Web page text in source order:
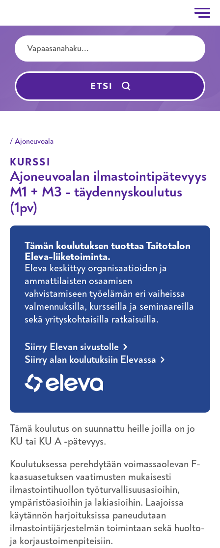
Hyppää pääsisältöön
Ajoneuvoala
Hakutermit
ETSI
Ajoneuvoalan ilmastointipätevyys
M1 + M3 - täydennyskoulutus
(1pv)
KURSSI
Tämän koulutuksen tuottaa Taitotalon
Eleva-liiketoiminta.
Eleva keskittyy organisaatioiden ja
ammattilaisten osaamisen
vahvistamiseen työelämän eri vaiheissa
valmennuksilla, kursseilla ja seminaareilla
sekä yrityskohtaisilla ratkaisuilla.
Siirry Elevan sivustolle
Siirry alan koulutuksiin Elevassa
Tämä koulutus on suunnattu heille joilla on jo
KU tai KU A -pätevyys.
Koulutuksessa perehdytään voimassaolevan F-
kaasuasetuksen vaatimusten mukaisesti
ilmastointihuollon työturvallisuusasioihin,
ympäristöasioihin ja lakiasioihin. Laajoissa
käytännön harjoituksissa paneudutaan
ilmastointijärjestelmän toimintaan sekä huolto-
ja korjaustoimenpiteisiin.